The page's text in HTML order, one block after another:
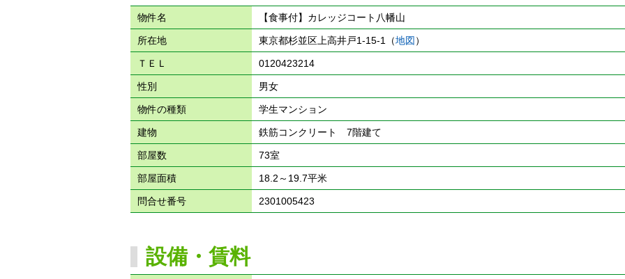
物件名 【食事付】カレッジコート八幡山
所在地 東京都杉並区上高井戸1-15-1（地図）
ＴＥＬ 0120423214
性別 男女
物件の種類 学生マンション
建物 鉄筋コンクリート 7階建て
部屋数 73室
部屋面積 18.2～19.7平米
問合せ番号 2301005423
設備・賃料